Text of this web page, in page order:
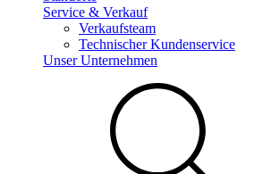
Service & Verkauf
Verkaufsteam
Technischer Kundenservice
Unser Unternehmen